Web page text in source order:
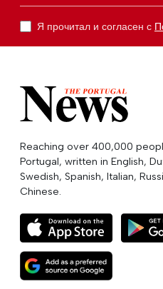
Я прочитал и согласен с
Reaching over 400,000
Portugal, written in English,
Swedish, Spanish, Italian,
Chinese.